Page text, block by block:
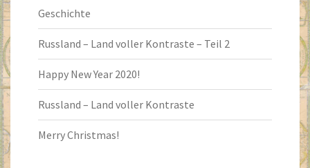
Geschichte
Russland – Land voller Kontraste – Teil 2
Happy New Year 2020!
Russland – Land voller Kontraste
Merry Christmas!